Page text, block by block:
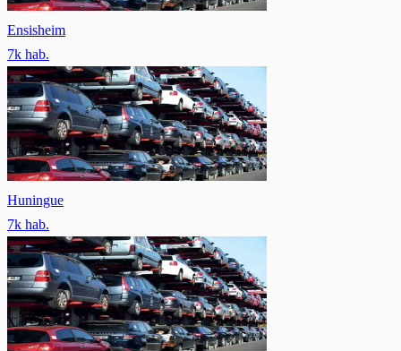
Ensisheim
7k hab.
Huningue
7k hab.